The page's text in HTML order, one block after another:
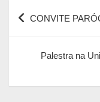
s
A
p
Navegação
CONVITE
Palestra na